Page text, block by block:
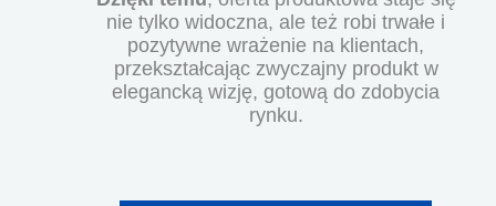
nie tylko widoczna, ale też robi trwałe i
pozytywne wrażenie na klientach,
przekształcając zwyczajny produkt w
elegancką wizję, gotową do zdobycia
rynku.